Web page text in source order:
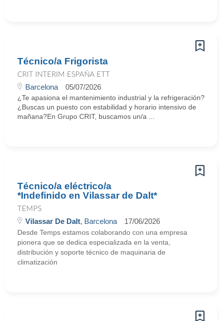
Técnico/a Frigorista
CRIT INTERIM ESPAÑA ETT
Barcelona 05/07/2026
¿Te apasiona el mantenimiento industrial y la refrigeración?
¿Buscas un puesto con estabilidad y horario intensivo de
mañana?En Grupo CRIT, buscamos un/a ...
Técnico/a eléctrico/a
*Indefinido en Vilassar de Dalt*
TEMPS
Vilassar De Dalt, Barcelona 17/06/2026
Desde Temps estamos colaborando con una empresa
pionera que se dedica especializada en la venta,
distribución y soporte técnico de maquinaria de
climatización